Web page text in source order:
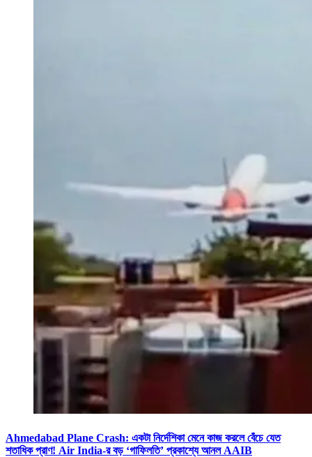
Ahmedabad Plane Crash: একটা নির্দেশিকা মেনে কাজ করলে বেঁচে যেত
শতাধিক প্রাণ! Air India-র বড় ‘গাফিলতি’ প্রকাশ্যে আনল AAIB